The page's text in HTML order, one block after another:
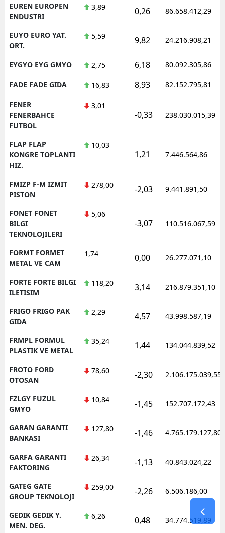
EUREN EUROPEN
ENDUSTRI
3,89 0,26 86.658.412,29
EUYO EURO YAT.
ORT.
5,59 9,82 24.216.908,21
EYGYO EYG GMYO 2,75 6,18 80.092.305,86
FADE FADE GIDA 16,83 8,93 82.152.795,81
FENER
FENERBAHCE
FUTBOL
3,01
-0,33 238.030.015,39
FLAP FLAP
KONGRE TOPLANTI
HIZ.
10,03
1,21 7.446.564,86
FMIZP F-M IZMIT
PISTON
278,00 -2,03 9.441.891,50
FONET FONET
BILGI
TEKNOLOJILERI
5,06
-3,07 110.516.067,59
FORMT FORMET
METAL VE CAM
1,74 0,00 26.277.071,10
FORTE FORTE BILGI
ILETISIM
118,20 3,14 216.879.351,10
FRIGO FRIGO PAK
GIDA
2,29 4,57 43.998.587,19
FRMPL FORMUL
PLASTIK VE METAL
35,24 1,44 134.044.839,52
FROTO FORD
OTOSAN
78,60 -2,30 2.106.175.039,55
FZLGY FUZUL
GMYO
10,84 -1,45 152.707.172,43
GARAN GARANTI
BANKASI
127,80 -1,46 4.765.179.127,80
GARFA GARANTI
FAKTORING
26,34 -1,13 40.843.024,22
GATEG GATE
GROUP TEKNOLOJI
259,00 -2,26 6.506.186,00
GEDIK GEDIK Y.
MEN. DEG.
6,26 0,48 34.774.519,89